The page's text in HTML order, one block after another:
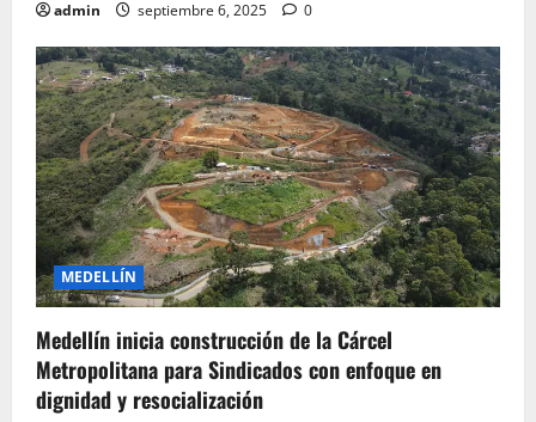
admin septiembre 6, 2025 0
MEDELLÍN
Medellín inicia construcción de la Cárcel
Metropolitana para Sindicados con enfoque en
dignidad y resocialización